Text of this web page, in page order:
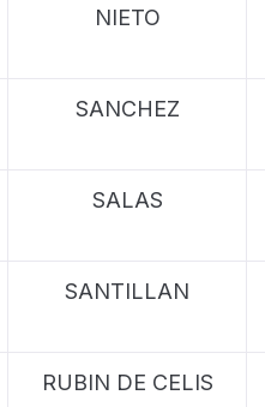
NIETO
SANCHEZ
SALAS
SANTILLAN
RUBIN DE CELIS